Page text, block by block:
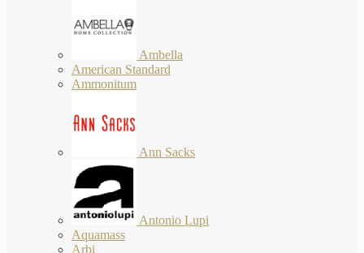
Ambella
American Standard
Ammonitum
Ann Sacks
Antonio Lupi
Aquamass
Arbi